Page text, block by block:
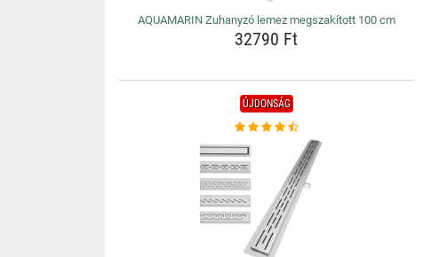
AQUAMARIN Zuhanyzó lemez megszakított 100 cm
32790 Ft
ÚJDONSÁG